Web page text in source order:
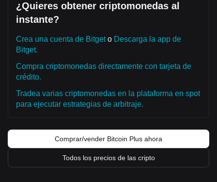
¿Quieres obtener criptomonedas al
instante?
Crea una cuenta de Bitgeto Descarga la app de
Bitget.
Compra criptomonedas directamente con tarjeta de
crédito.
Tradea varias criptomonedas en la plataforma en spot
para ejecutar estrategias de arbitraje.
Comprar/vender Bitcoin Plus ahora
Todos los precios de las cripto